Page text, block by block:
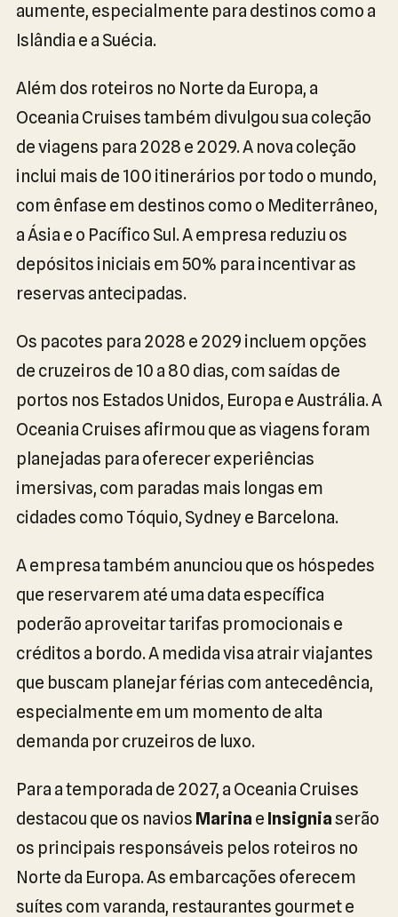
aumente, especialmente para destinos como a
Islândia e a Suécia.
Além dos roteiros no Norte da Europa, a
Oceania Cruises também divulgou sua coleção
de viagens para 2028 e 2029. A nova coleção
inclui mais de 100 itinerários por todo o mundo,
com ênfase em destinos como o Mediterrâneo,
a Ásia e o Pacífico Sul. A empresa reduziu os
depósitos iniciais em 50% para incentivar as
reservas antecipadas.
Os pacotes para 2028 e 2029 incluem opções
de cruzeiros de 10 a 80 dias, com saídas de
portos nos Estados Unidos, Europa e Austrália. A
Oceania Cruises afirmou que as viagens foram
planejadas para oferecer experiências
imersivas, com paradas mais longas em
cidades como Tóquio, Sydney e Barcelona.
A empresa também anunciou que os hóspedes
que reservarem até uma data específica
poderão aproveitar tarifas promocionais e
créditos a bordo. A medida visa atrair viajantes
que buscam planejar férias com antecedência,
especialmente em um momento de alta
demanda por cruzeiros de luxo.
Para a temporada de 2027, a Oceania Cruises
destacou que os navios Marina e Insigniaserão
os principais responsáveis pelos roteiros no
Norte da Europa. As embarcações oferecem
suítes com varanda, restaurantes gourmet e